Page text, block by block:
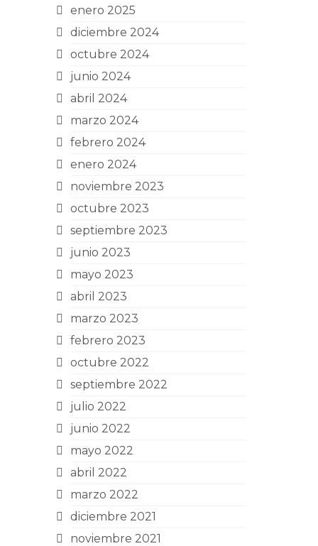
enero 2025
diciembre 2024
octubre 2024
junio 2024
abril 2024
marzo 2024
febrero 2024
enero 2024
noviembre 2023
octubre 2023
septiembre 2023
junio 2023
mayo 2023
abril 2023
marzo 2023
febrero 2023
octubre 2022
septiembre 2022
julio 2022
junio 2022
mayo 2022
abril 2022
marzo 2022
diciembre 2021
noviembre 2021